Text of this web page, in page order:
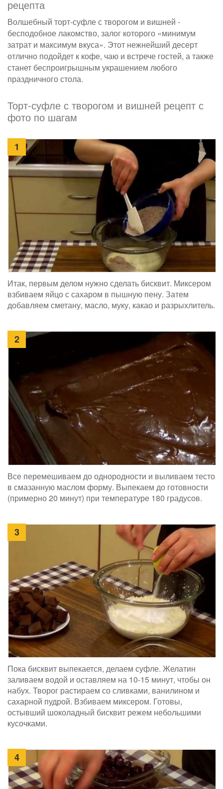
рецепта
Волшебный торт-суфле с творогом и вишней -
бесподобное лакомство, залог которого «минимум
затрат и максимум вкуса». Этот нежнейший десерт
отлично подойдет к кофе, чаю и встрече гостей, а также
станет беспроигрышным украшением любого
праздничного стола.
Торт-суфле с творогом и вишней рецепт с
фото по шагам
1
Итак, первым делом нужно сделать бисквит. Миксером
взбиваем яйцо с сахаром в пышную пену. Затем
добавляем сметану, масло, муку, какао и разрыхлитель.
2
Все перемешиваем до однородности и выливаем тесто
в смазанную маслом форму. Выпекаем до готовности
(примерно 20 минут) при температуре 180 градусов.
3
Пока бисквит выпекается, делаем суфле. Желатин
заливаем водой и оставляем на 10-15 минут, чтобы он
набух. Творог растираем со сливками, ванилином и
сахарной пудрой. Взбиваем миксером. Готовы,
остывший шоколадный бисквит режем небольшими
кусочками.
4